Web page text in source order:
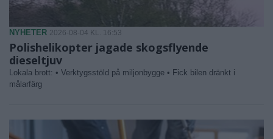
NYHETER 2026-08-04 KL. 16:53
Polishelikopter jagade skogsflyende
dieseltjuv
Lokala brott: • Verktygsstöld på miljonbygge • Fick bilen dränkt i
målarfärg